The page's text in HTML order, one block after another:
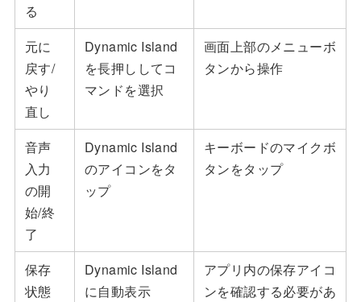
る
元に
戻す/
やり
直し
Dynamic Island
を長押ししてコ
マンドを選択
画面上部のメニューボ
タンから操作
音声
入力
の開
始/終
了
Dynamic Island
のアイコンをタ
ップ
キーボードのマイクボ
タンをタップ
保存
状態
Dynamic Island
に自動表示
アプリ内の保存アイコ
ンを確認する必要があ